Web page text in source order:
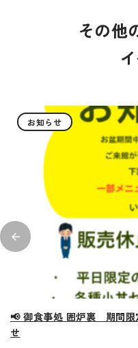
その他
お知らせ
📢 御食事処 囲炉裏 期間
せ